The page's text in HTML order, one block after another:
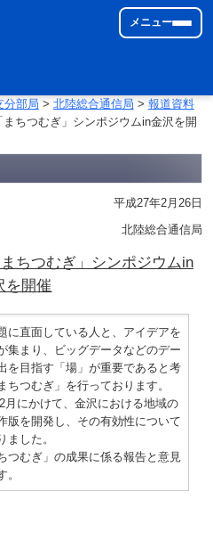
メニュー
分部局 > 北陸総合通信局 > 報道資料
ちつむぎ」シンポジウムin金沢を開
平成27年2月26日
北陸総合通信局
ちつむぎ」シンポジウムin
を開催
直面している人と、アイデアを
集まり、ビッグデータなどのデー
を目指す「場」が重要であると考
つむぎ」を行っております。
にかけて、金沢における地域の
版を開発し、その有効性について
した。
むぎ」の成果に係る報告と意見